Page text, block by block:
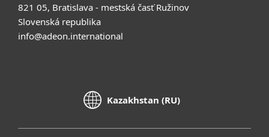
821 05, Bratislava - mestská časť Ružinov
Slovenská republika
info@adeon.international
Kazakhstan (RU)